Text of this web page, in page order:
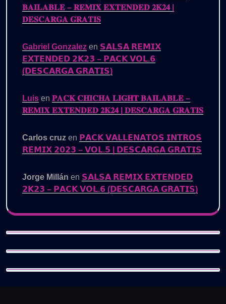
𝐁𝐀𝐈𝐋𝐀𝐁𝐋𝐄 – 𝐑𝐄𝐌𝐈𝐗 𝐄𝐗𝐓𝐄𝐍𝐃𝐄𝐃 𝟐𝐊𝟐𝟒 |
𝐃𝐄𝐒𝐂𝐀𝐑𝐆𝐀 𝐆𝐑𝐀𝐓𝐈𝐒
Gabriel Gonzalez en 𝗦𝗔𝗟𝗦𝗔 𝗥𝗘𝗠𝗜𝗫
𝗘𝗫𝗧𝗘𝗡𝗗𝗘𝗗 𝟮𝗞𝟮𝟯 – 𝗣𝗔𝗖𝗞 𝗩𝗢𝗟.𝟲
(𝗗𝗘𝗦𝗖𝗔𝗥𝗚𝗔 𝗚𝗥𝗔𝗧𝗜𝗦)
Luis en 𝐏𝐀𝐂𝐊 𝐂𝐇𝐈𝐂𝐇𝐀 𝐋𝐈𝐆𝐇𝐓 𝐁𝐀𝐈𝐋𝐀𝐁𝐋𝐄 –
𝐑𝐄𝐌𝐈𝐗 𝐄𝐗𝐓𝐄𝐍𝐃𝐄𝐃 𝟐𝐊𝟐𝟒 | 𝐃𝐄𝐒𝐂𝐀𝐑𝐆𝐀 𝐆𝐑𝐀𝐓𝐈𝐒
Carlos cruz en 𝗣𝗔𝗖𝗞 𝗩𝗔𝗟𝗟𝗘𝗡𝗔𝗧𝗢𝗦 𝗜𝗡𝗧𝗥𝗢𝗦
𝗥𝗘𝗠𝗜𝗫 𝟮𝟬𝟮𝟯 – 𝗩𝗢𝗟.𝟱 | 𝗗𝗘𝗦𝗖𝗔𝗥𝗚𝗔 𝗚𝗥𝗔𝗧𝗜𝗦
Jorge Millán en 𝗦𝗔𝗟𝗦𝗔 𝗥𝗘𝗠𝗜𝗫 𝗘𝗫𝗧𝗘𝗡𝗗𝗘𝗗
𝟮𝗞𝟮𝟯 – 𝗣𝗔𝗖𝗞 𝗩𝗢𝗟.𝟲 (𝗗𝗘𝗦𝗖𝗔𝗥𝗚𝗔 𝗚𝗥𝗔𝗧𝗜𝗦)